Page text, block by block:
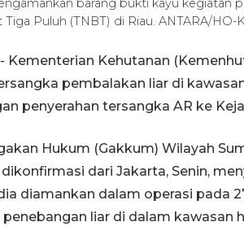
barang bukti kayu kegiatan
Tiga Puluh (TNBT) di Riau. ANTARA/
Kementerian Kehutanan
pembalakan liar di
penyerahan tersangka AR ke
Hukum (Gakkum) Wilayah
dari Jakarta, Senin,
diamankan dalam operasi pada
liar di dalam kawasan